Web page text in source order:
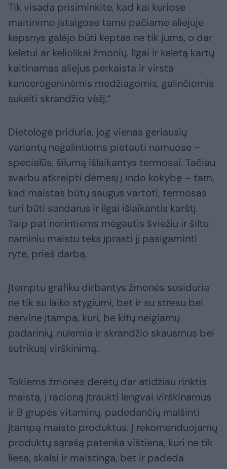
Tik visada prisiminkite, kad kai kuriose
maitinimo įstaigose tame pačiame aliejuje
kepsnys galėjo būti keptas ne tik jums, o dar
keletui ar keliolikai žmonių. Ilgai ir keletą kartų
kaitinamas aliejus perkaista ir virsta
kancerogeninėmis medžiagomis, galinčiomis
sukelti skrandžio vėžį.“
Dietologė priduria, jog vienas geriausių
variantų negalintiems pietauti namuose –
specialūs, šilumą išlaikantys termosai. Tačiau
svarbu atkreipti dėmesį į indo kokybę – tam,
kad maistas būtų saugus vartoti, termosas
turi būti sandarus ir ilgai išlaikantis karštį.
Taip pat norintiems mėgautis šviežiu ir šiltu
naminiu maistu teks įprasti jį pasigaminti
ryte, prieš darbą.
Įtemptu grafiku dirbantys žmonės susiduria
ne tik su laiko stygiumi, bet ir su stresu bei
nervine įtampa, kuri, be kitų neigiamų
padarinių, nulemia ir skrandžio skausmus bei
sutrikusį virškinimą.
Tokiems žmonės derėtų dar atidžiau rinktis
maistą, į racioną įtraukti lengvai virškinamus
ir B grupės vitaminų, padedančių malšinti
įtampą maisto produktus. Į rekomenduojamų
produktų sąrašą patenka vištiena, kuri ne tik
liesa, skalsi ir maistinga, bet ir padeda